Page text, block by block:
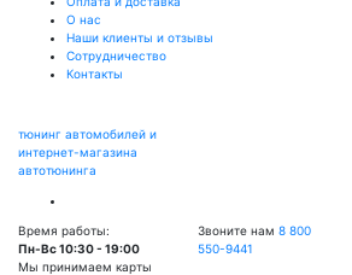
О нас
Наши клиенты и отзывы
Сотрудничество
Контакты
тюнинг автомобилей и
интернет-магазина
автотюнинга
Время работы:
Пн-Вс 10:30 - 19:00
Мы принимаем карты
Звоните нам 8 800
550-9441